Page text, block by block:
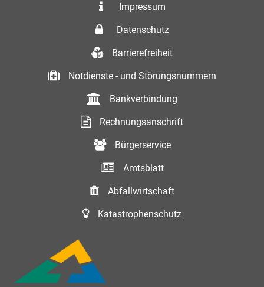
Impressum
Datenschutz
Barrierefreiheit
Notdienste - und Störungsnummern
Bankverbindung
Rechnungsanschrift
Bürgerservice
Amtsblatt
Abfallwirtschaft
Katastrophenschutz